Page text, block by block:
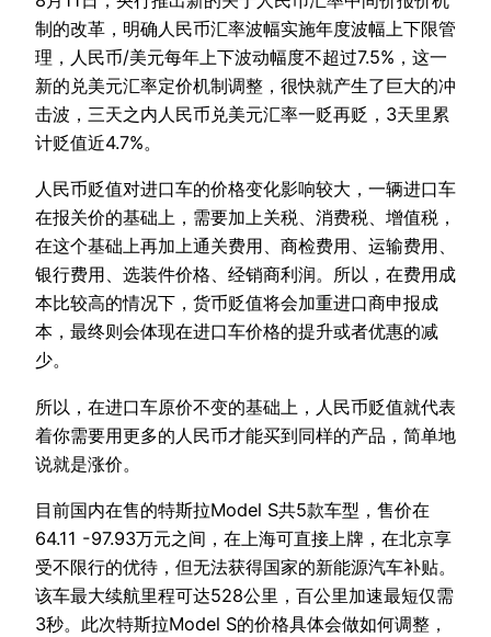
制的改革，明确人民币汇率波幅实施年度波幅上下限管
理，人民币/美元每年上下波动幅度不超过7.5%，这一
新的兑美元汇率定价机制调整，很快就产生了巨大的冲
击波，三天之内人民币兑美元汇率一贬再贬，3天里累
计贬值近4.7%。
人民币贬值对进口车的价格变化影响较大，一辆进口车
在报关价的基础上，需要加上关税、消费税、增值税，
在这个基础上再加上通关费用、商检费用、运输费用、
银行费用、选装件价格、经销商利润。所以，在费用成
本比较高的情况下，货币贬值将会加重进口商申报成
本，最终则会体现在进口车价格的提升或者优惠的减
少。
所以，在进口车原价不变的基础上，人民币贬值就代表
着你需要用更多的人民币才能买到同样的产品，简单地
说就是涨价。
目前国内在售的特斯拉Model S共5款车型，售价在
64.11 -97.93万元之间，在上海可直接上牌，在北京享
受不限行的优待，但无法获得国家的新能源汽车补贴。
该车最大续航里程可达528公里，百公里加速最短仅需
3秒。此次特斯拉Model S的价格具体会做如何调整，